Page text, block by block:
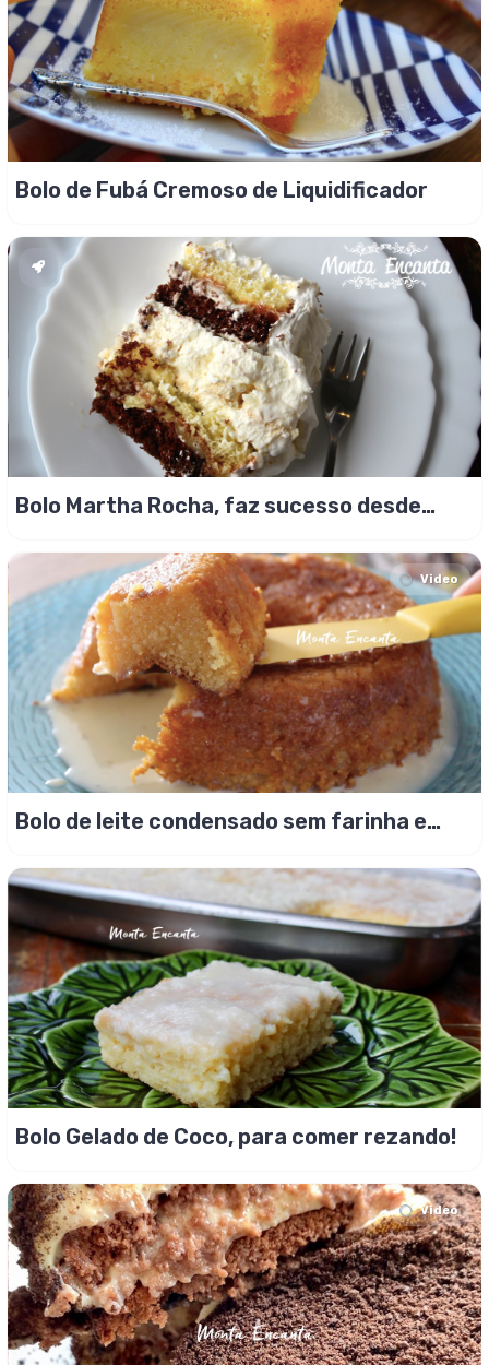
Bolo de Fubá Cremoso de Liquidificador
Bolo Martha Rocha, faz sucesso desde
Video
Bolo de leite condensado sem farinha e
Bolo Gelado de Coco, para comer rezando!
Video